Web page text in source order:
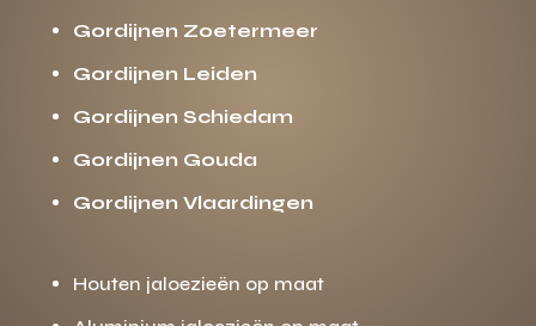
Gordijnen Zoetermeer
Gordijnen Leiden
Gordijnen Schiedam
Gordijnen Gouda
Gordijnen Vlaardingen
Houten jaloezieën op maat